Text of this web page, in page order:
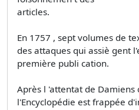
articles.
En 1757 , sept volumes de
des attaques qui assiè­ gent
première publi­ cation.
Après l 'attentat de Damiens
l'Encyclopédie est frappée